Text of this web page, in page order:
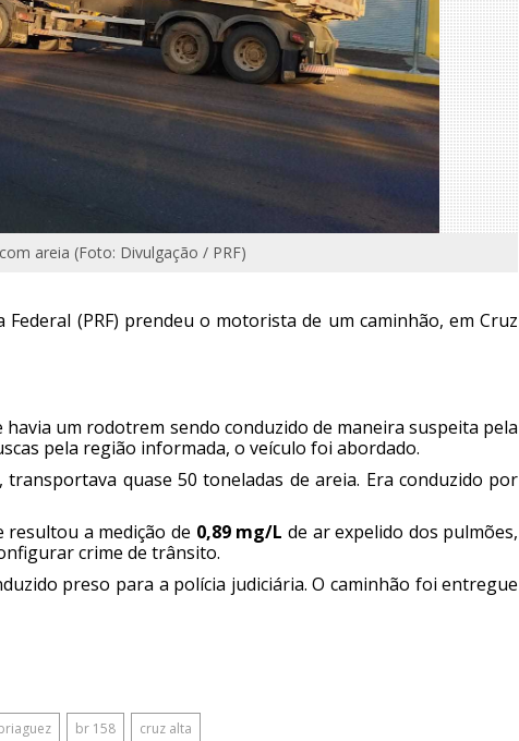
areia (Foto: Divulgação / PRF)
(PRF) prendeu o motorista de um caminhão, em Cruz
um rodotrem sendo conduzido de maneira suspeita pela
pela região informada, o veículo foi abordado.
transportava quase 50 toneladas de areia. Era conduzido por
resultou a medição de 0,89 mg/L de ar expelido dos pulmões,
crime de trânsito.
preso para a polícia judiciária. O caminhão foi entregue
br 158 cruz alta